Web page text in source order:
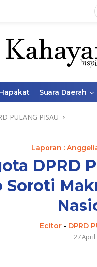
Suara Daerah
PULANG PISAU
Laporan :
DPRD
Soroti
Editor- DPRD
27 April